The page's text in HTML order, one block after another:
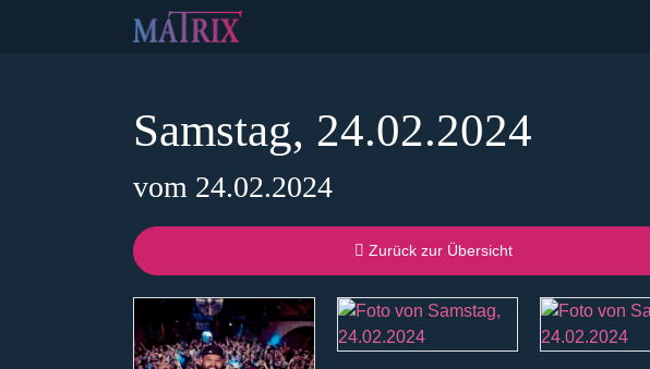
Samstag, 24.02.2024
vom 24.02.2024
Zurück zur Übersicht